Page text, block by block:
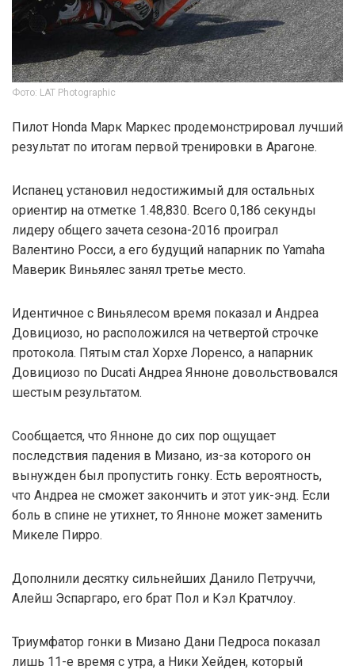
Фото: LAT Photographic
Пилот Honda Марк Маркес продемонстрировал лучший
результат по итогам первой тренировки в Арагоне.
Испанец установил недостижимый для остальных
ориентир на отметке 1.48,830. Всего 0,186 секунды
лидеру общего зачета сезона-2016 проиграл
Валентино Росси, а его будущий напарник по Yamaha
Маверик Виньялес занял третье место.
Идентичное с Виньялесом время показал и Андреа
Довициозо, но расположился на четвертой строчке
протокола. Пятым стал Хорхе Лоренсо, а напарник
Довициозо по Ducati Андреа Янноне довольствовался
шестым результатом.
Сообщается, что Янноне до сих пор ощущает
последствия падения в Мизано, из-за которого он
вынужден был пропустить гонку. Есть вероятность,
что Андреа не сможет закончить и этот уик-энд. Если
боль в спине не утихнет, то Янноне может заменить
Микеле Пирро.
Дополнили десятку сильнейших Данило Петруччи,
Алейш Эспаргаро, его брат Пол и Кэл Кратчлоу.
Триумфатор гонки в Мизано Дани Педроса показал
лишь 11-е время с утра, а Ники Хейден, который